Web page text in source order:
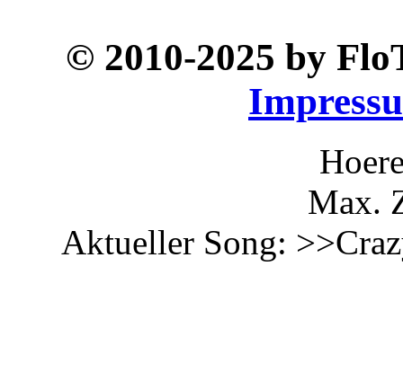
© 2010-2025 by
Max.
Aktueller Song: